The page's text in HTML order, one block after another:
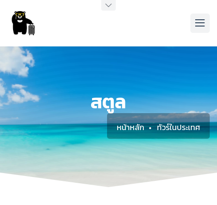
สตูล
หน้าหลัก ทัวร์ในประเทศ